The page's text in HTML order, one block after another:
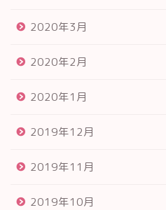
2020年3月
2020年2月
2020年1月
2019年12月
2019年11月
2019年10月